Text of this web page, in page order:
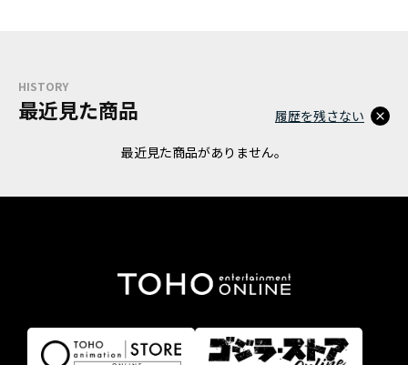
HISTORY
最近見た商品
最近見た商品がありません。
履歴を残さない